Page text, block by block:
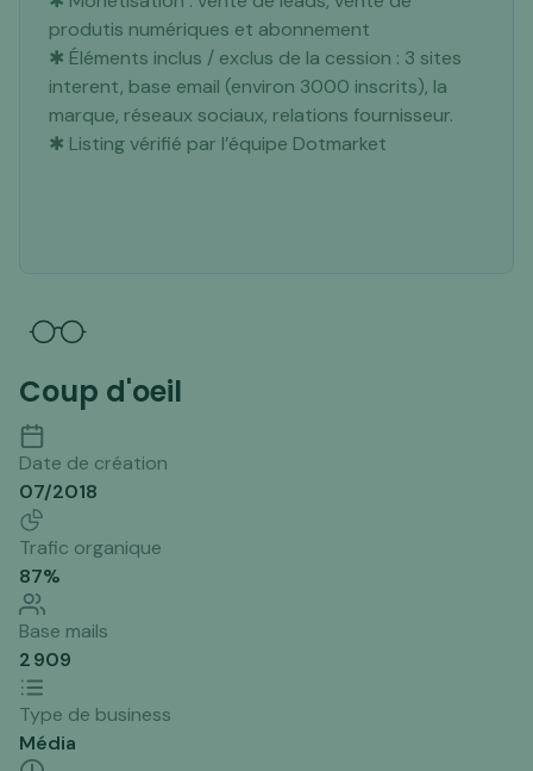
produtis numériques et abonnement
✱ Éléments inclus / exclus de la cession : 3 sites
interent, base email (environ 3000 inscrits), la
marque, réseaux sociaux, relations fournisseur.
✱ Listing vérifié par l’équipe Dotmarket
Coup d'oeil
Date de création
07/2018
Trafic organique
87%
Base mails
2 909
Type de business
Média